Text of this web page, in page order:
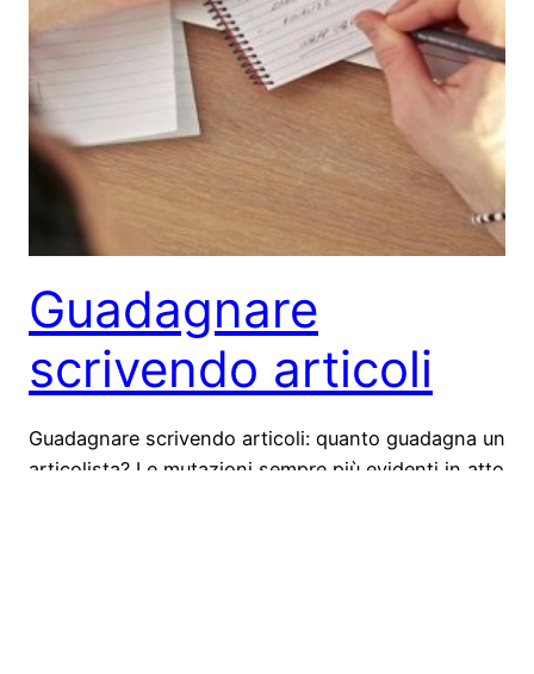
Guadagnare
scrivendo articoli
Guadagnare scrivendo articoli: quanto guadagna un
articolista? Le mutazioni sempre più evidenti in atto